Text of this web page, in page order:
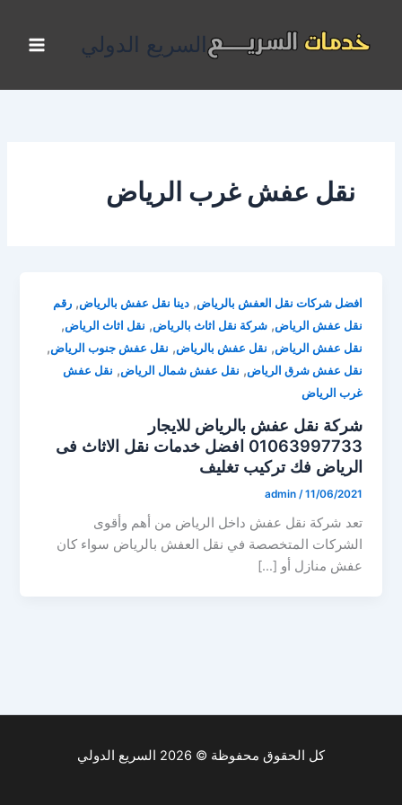
المحتوى
السريع الدولي
نقل عفش غرب الرياض
افضل شركات نقل العفش بالرياض,دينا نقل عفش بالرياض,رقم
نقل عفش الرياض,شركة نقل اثاث بالرياض, نقل اثاث الرياض,
نقل عفش الرياض, نقل عفش بالرياض, نقل عفش جنوب الرياض,
نقل عفش شرق الرياض, نقل عفش شمال الرياض, نقل عفش
غرب الرياض
شركة نقل عفش بالرياض للايجار
01063997733 افضل خدمات نقل الاثاث فى
الرياض فك تركيب تغليف
admin /11/06/2021
تعد شركة نقل عفش داخل الرياض من أهم وأقوى
الشركات المتخصصة في نقل العفش بالرياض سواء كان
عفش منازل أو […]
كل الحقوق محفوظة © 2026 السريع الدولي